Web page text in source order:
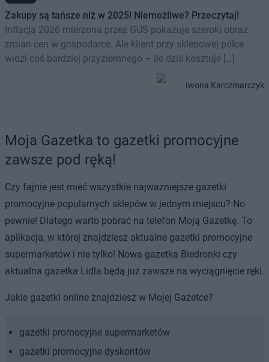
Zakupy są tańsze niż w 2025! Niemożliwe? Przeczytaj!
Inflacja 2026 mierzona przez GUS pokazuje szeroki obraz
zmian cen w gospodarce. Ale klient przy sklepowej półce
widzi coś bardziej przyziemnego – ile dziś kosztuje […]
Iwona Karczmarczyk
Moja Gazetka to gazetki promocyjne
zawsze pod ręką!
Czy fajnie jest mieć wszystkie najważniejsze gazetki
promocyjne popularnych sklepów w jednym miejscu? No
pewnie! Dlatego warto pobrać na telefon Moją Gazetkę. To
aplikacja, w której znajdziesz aktualne gazetki promocyjne
supermarketów i nie tylko! Nowa gazetka Biedronki czy
aktualna gazetka Lidla będą już zawsze na wyciągnięcie ręki.
Jakie gazetki online znajdziesz w Mojej Gazetce?
gazetki promocyjne supermarketów
gazetki promocyjne dyskontów